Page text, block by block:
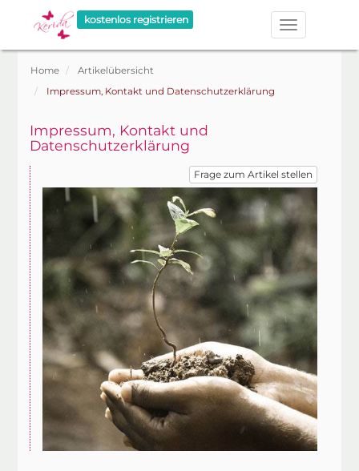
kostenlos registrieren
Home
Artikelübersicht
Impressum, Kontakt und Datenschutzerklärung
Impressum, Kontakt und
Datenschutzerklärung